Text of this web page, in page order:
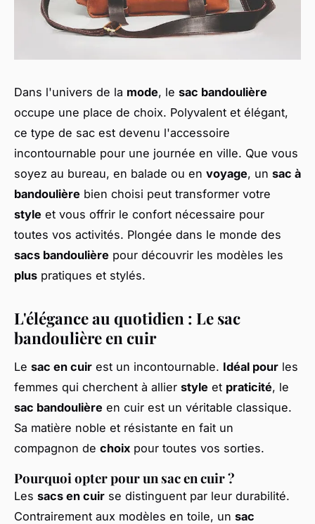
Dans l'univers de la mode, le sac bandoulière
occupe une place de choix. Polyvalent et élégant,
ce type de sac est devenu l'accessoire
incontournable pour une journée en ville. Que vous
soyez au bureau, en balade ou en voyage, un sac à
bandoulière bien choisi peut transformer votre
style et vous offrir le confort nécessaire pour
toutes vos activités. Plongée dans le monde des
sacs bandoulière pour découvrir les modèles les
plus pratiques et stylés.
L'élégance au quotidien : Le sac
bandoulière en cuir
Le sac en cuir est un incontournable. Idéal pour les
femmes qui cherchent à allier style et praticité, le
sac bandoulière en cuir est un véritable classique.
Sa matière noble et résistante en fait un
compagnon de choix pour toutes vos sorties.
Pourquoi opter pour un sac en cuir ?
Les sacs en cuir se distinguent par leur durabilité.
Contrairement aux modèles en toile, un sac